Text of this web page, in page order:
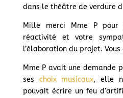
dans le théâtre de verdure
Mille merci Mme P pour
réactivité et votre
l’élaboration du projet.
Mme P avait une demande
ses choix musicaux, elle
pouvait écrire un feu